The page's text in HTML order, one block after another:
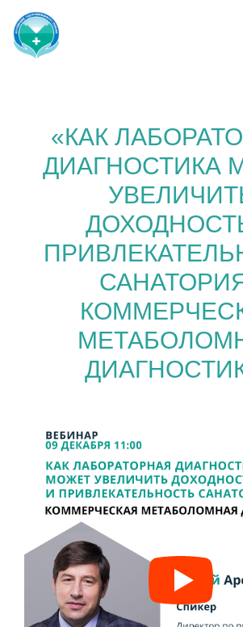
«КАК
ДИАГНОСТИКА